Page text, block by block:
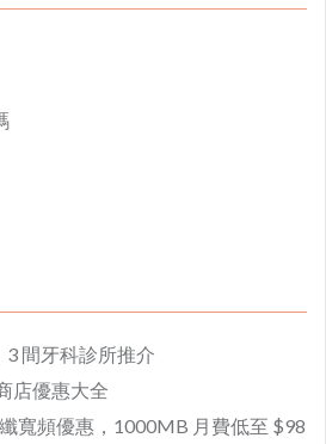
間牙科診所推介
店優惠大全
寬頻優惠，1000MB 月費低至 $98